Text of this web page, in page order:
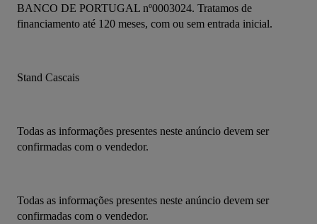
BANCO DE PORTUGAL nº0003024. Tratamos de
financiamento até 120 meses, com ou sem entrada inicial.
Stand Cascais
Todas as informações presentes neste anúncio devem ser
confirmadas com o vendedor.
Todas as informações presentes neste anúncio devem ser
confirmadas com o vendedor.